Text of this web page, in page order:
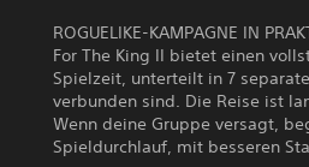
ROGUELIKE-KAMPAGNE IN
For The King II bietet einen
Spielzeit, unterteilt in 7
verbunden sind. Die Reise ist
Wenn deine Gruppe versagt,
Spieldurchlauf, mit besseren